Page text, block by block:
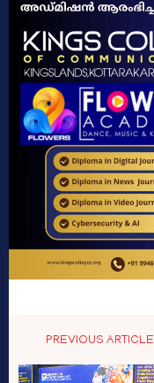
PREVIOUS ARTICLE